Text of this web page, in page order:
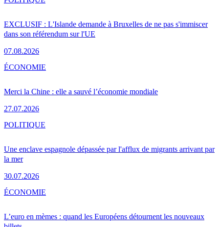
EXCLUSIF : L'Islande demande à Bruxelles de ne pas s'immiscer
dans son référendum sur l'UE
07.08.2026
Merci la Chine : elle a sauvé l’économie mondiale
27.07.2026
ÉCONOMIE
Une enclave espagnole dépassée par l'afflux de migrants arrivant par
la mer
30.07.2026
POLITIQUE
L’euro en mèmes : quand les Européens détournent les nouveaux
ÉCONOMIE